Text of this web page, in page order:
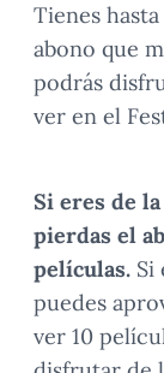
Tienes
abono que
podrás
ver en el
Si eres de
pierdas el
películas. Si
puedes
ver 10